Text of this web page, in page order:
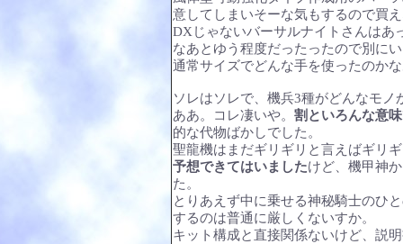
意してしまいそーな気もするので買
DXじゃないバーサルナイトさんはあ
なあとゆう程度だったったので別に
通常サイズでどんな手を使ったのか
ソレはソレで、機兵3種がどんなモノ
ああ。コレ凄いや。 割といろんな意
的な代物ばかしでした。
聖龍機はまだギリギリと言えばギリ
予想できてはいましたけど、機甲神
た。
とりあえず中に乗せる神秘騎士のひ
するのは普通に厳しくないすか。
キット構成と直接関係ないけど、説